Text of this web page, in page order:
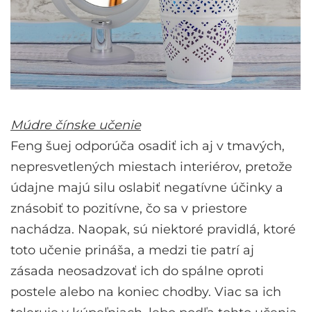
Múdre čínske učenie
Feng šuej odporúča osadiť ich aj v tmavých,
nepresvetlených miestach interiérov, pretože
údajne majú silu oslabiť negatívne účinky a
znásobiť to pozitívne, čo sa v priestore
nachádza. Naopak, sú niektoré pravidlá, ktoré
toto učenie prináša, a medzi tie patrí aj
zásada neosadzovať ich do spálne oproti
postele alebo na koniec chodby. Viac sa ich